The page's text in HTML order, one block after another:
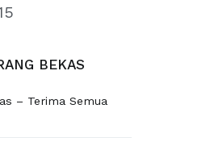
BEKAS
– Terima Semua